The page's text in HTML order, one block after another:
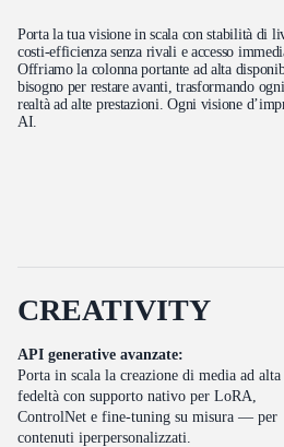
Porta la tua visione in scala con stabilità di
costi-efficienza senza rivali e accesso
Offriamo la colonna portante ad alta
bisogno per restare avanti, trasformando
realtà ad alte prestazioni. Ogni visione
AI.
API generative avanzate:
Porta in scala la creazione di media ad alta
fedeltà con supporto nativo per LoRA,
ControlNet e fine-tuning su misura — per
contenuti iperpersonalizzati.
CREATIVITY